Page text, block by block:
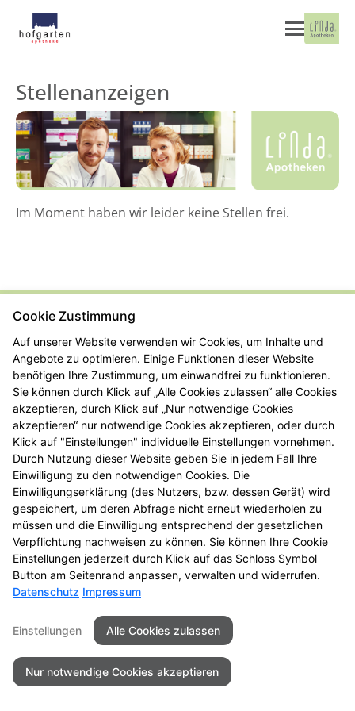
Stellenanzeigen
Im Moment haben wir leider keine Stellen frei.
Kontakt Impressum
Barrierefreiheit
© 2026 Hofgarten Apotheke
Cookie Zustimmung
Auf unserer Website verwenden wir Cookies, um Inhalte und
Angebote zu optimieren. Einige Funktionen dieser Website
benötigen Ihre Zustimmung, um einwandfrei zu funktionieren.
Sie können durch Klick auf „Alle Cookies zulassen“ alle Cookies
akzeptieren, durch Klick auf „Nur notwendige Cookies
akzeptieren“ nur notwendige Cookies akzeptieren, oder durch
Klick auf "Einstellungen" individuelle Einstellungen vornehmen.
Durch Nutzung dieser Website geben Sie in jedem Fall Ihre
Einwilligung zu den notwendigen Cookies. Die
Einwilligungserklärung (des Nutzers, bzw. dessen Gerät) wird
gespeichert, um deren Abfrage nicht erneut wiederholen zu
müssen und die Einwilligung entsprechend der gesetzlichen
Verpflichtung nachweisen zu können. Sie können Ihre Cookie
Einstellungen jederzeit durch Klick auf das Schloss Symbol
Button am Seitenrand anpassen, verwalten und widerrufen.
Datenschutz Impressum
Einstellungen Alle Cookies zulassen
Nur notwendige Cookies akzeptieren